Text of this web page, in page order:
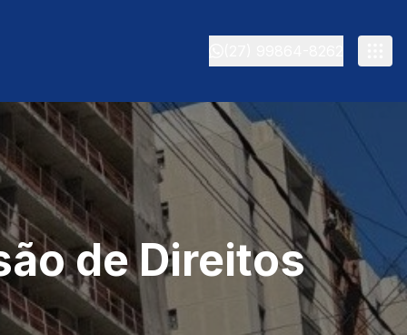
de Direitos